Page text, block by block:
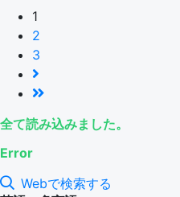
1
2
3
全て読み込みました。
Error
Webで検索する